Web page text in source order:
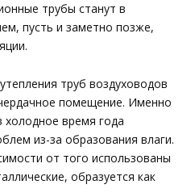
трубы станут в
пусть и заметно позже,
труб воздуховодов
помещение. Именно
холодное время года
из-за образования влаги.
от того использованы
образуется как